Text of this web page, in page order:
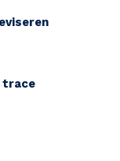
trace